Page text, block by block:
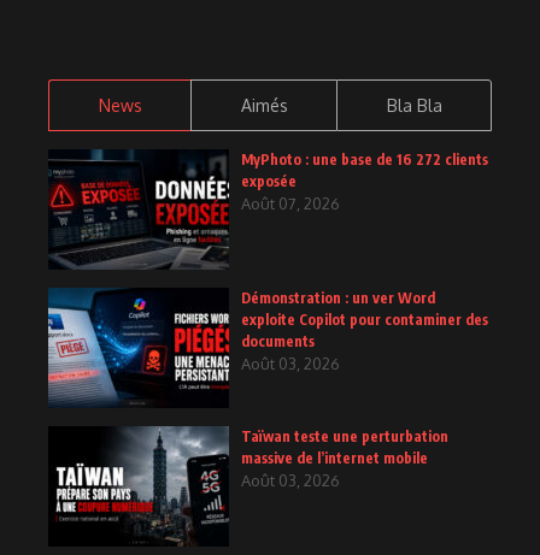
News Aimés Bla Bla
MyPhoto : une base de 16 272 clients
exposée
Août 07, 2026
Démonstration : un ver Word
exploite Copilot pour contaminer des
documents
Août 03, 2026
Taïwan teste une perturbation
massive de l’internet mobile
Août 03, 2026